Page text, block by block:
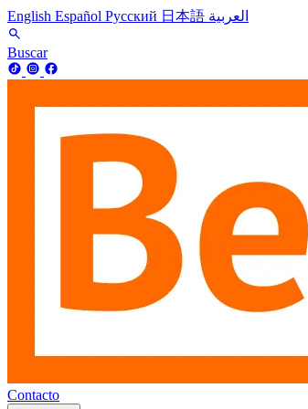
English Español Русский 日本語 العربية
Buscar
Contacto